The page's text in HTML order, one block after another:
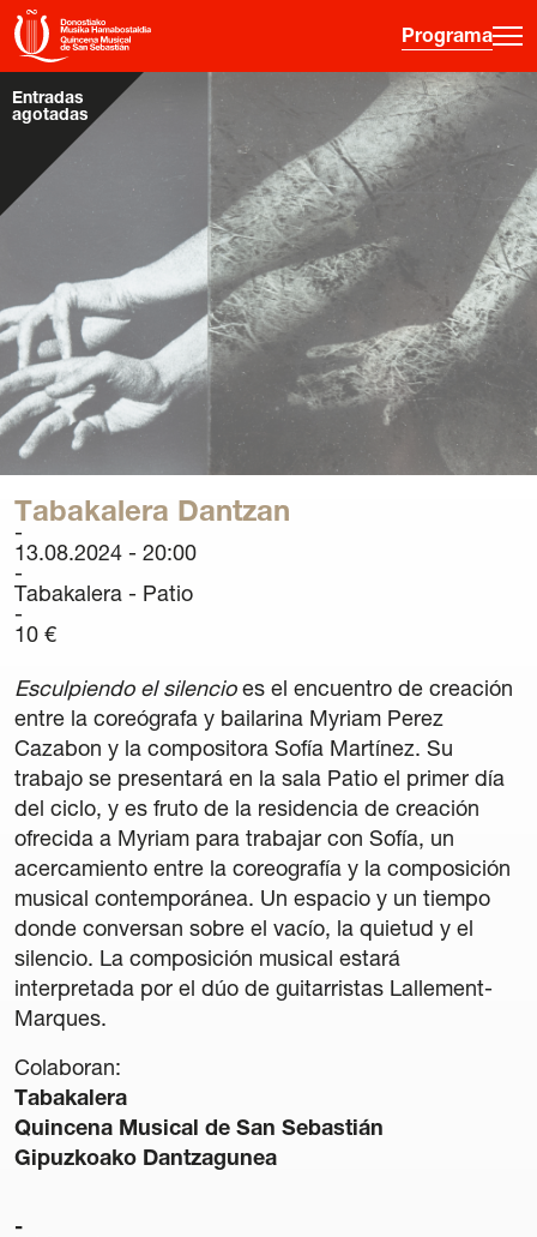
Programa
EN
Programa
Otras Actividades
Información entradas
Guía para principiantes
Hora joven
La Quincena
Historia
Ediciones anteriores
Sedes Habituales
La Quincena Verde
Hazte Amigo
Amigos
Noticias
Contacto
Newsletter
Entradas
agotadas
Tabakalera Dantzan
13.08.2024 - 20:00
Tabakalera - Patio
10 €
Esculpiendo el silencioes el encuentro de creación
entre la coreógrafa y bailarina Myriam Perez
Cazabon y la compositora Sofía Martínez. Su
trabajo se presentará en la sala Patio el primer día
del ciclo, y es fruto de la residencia de creación
ofrecida a Myriam para trabajar con Sofía, un
acercamiento entre la coreografía y la composición
musical contemporánea. Un espacio y un tiempo
donde conversan sobre el vacío, la quietud y el
silencio. La composición musical estará
interpretada por el dúo de guitarristas Lallement-
Marques.
Colaboran:
Tabakalera
Quincena Musical de San Sebastián
Gipuzkoako Dantzagunea